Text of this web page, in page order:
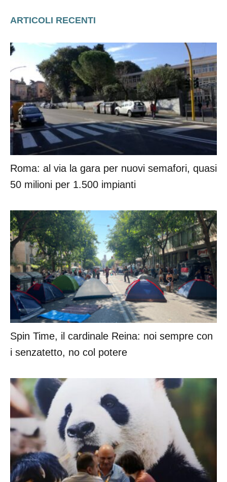
ARTICOLI RECENTI
Roma: al via la gara per nuovi semafori, quasi
50 milioni per 1.500 impianti
Spin Time, il cardinale Reina: noi sempre con
i senzatetto, no col potere